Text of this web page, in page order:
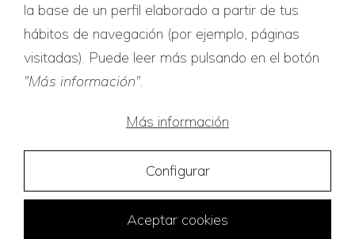
la base de un perfil elaborado a partir de tus
hábitos de navegación (por ejemplo, páginas
visitadas). Puede leer más pulsando en el botón
"Más información".
Más información
Configurar
Aceptar cookies